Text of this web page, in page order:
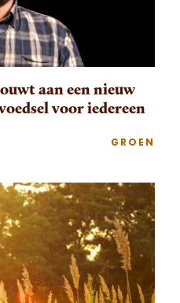
aan een nieuw
voor iedereen
GROEN